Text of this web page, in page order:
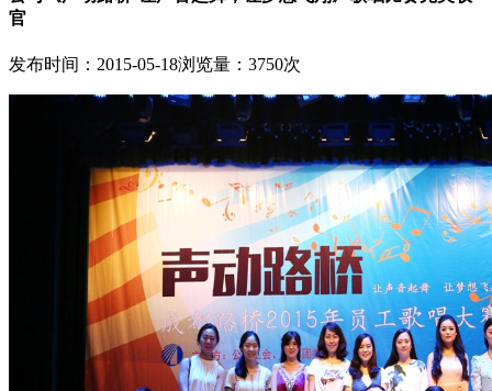
官
发布时间：2015-05-18浏览量：3750次